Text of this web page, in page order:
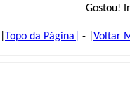
Gostou!
Topo da Página| - | Voltar